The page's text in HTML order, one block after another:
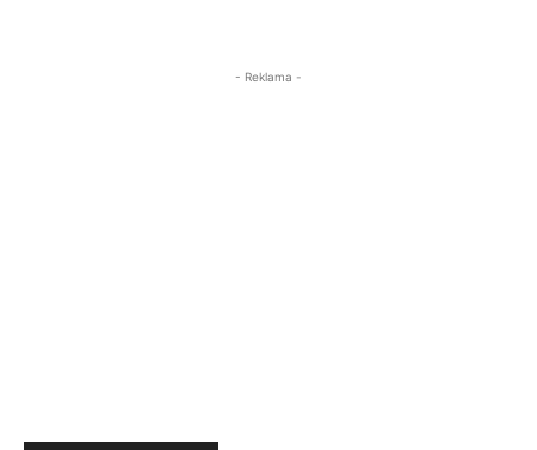
- Reklama -